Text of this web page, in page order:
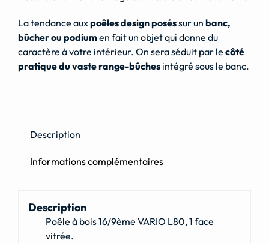
La tendance auxpoêles design poséssur un banc,
bûcher ou podiumen fait un objet qui donne du
caractère à votre intérieur. On sera séduit par le côté
pratique du vaste range-bûchesintégré sous le banc.
Description
Informations complémentaires
Description
Poêle à bois 16/9ème VARIO L80, 1 face
vitrée.